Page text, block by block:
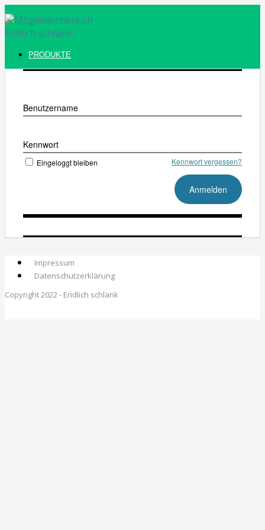
PRODUKTE
Benutzername
Kennwort
Eingeloggt bleiben Kennwort vergessen?
Impressum
Datenschutzerklärung
Copyright 2022 - Endlich schlank